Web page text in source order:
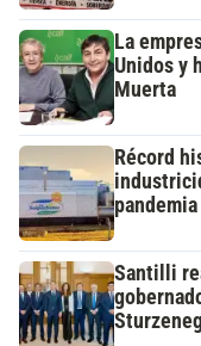
La
Unidos y
Muerta
Récord
Santilli